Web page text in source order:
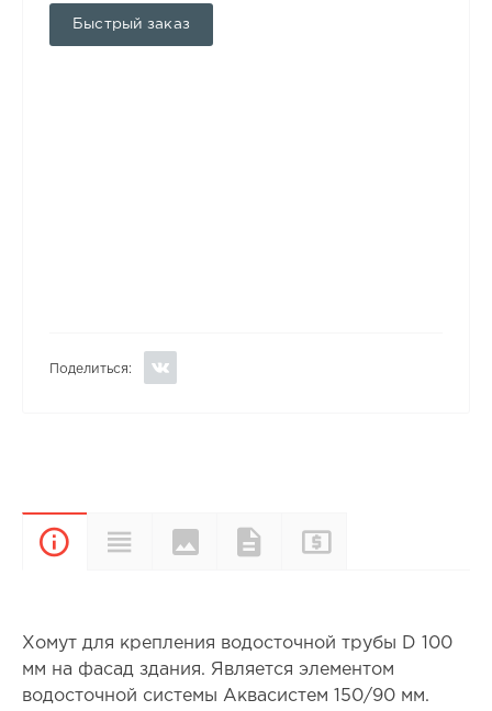
Быстрый заказ
Поделиться:
ОписаниеХарактеристики
Цвета и
покрытия
Документы
Хомут для крепления водосточной трубы D 100
мм на фасад здания. Является элементом
водосточной системы Аквасистем 150/90 мм.